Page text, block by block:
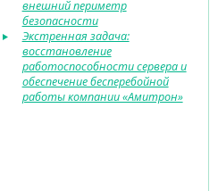
внешний периметр
безопасности
Экстренная задача:
восстановление
работоспособности сервера и
обеспечение бесперебойной
работы компании «Амитрон»